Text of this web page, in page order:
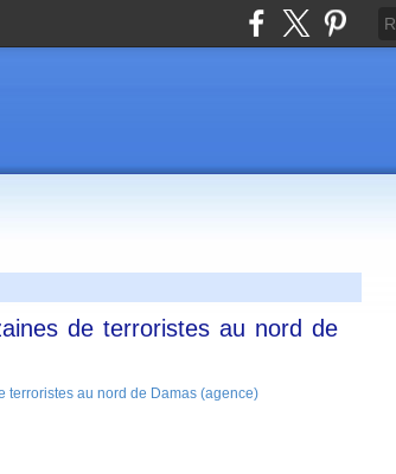
de terroristes au nord de